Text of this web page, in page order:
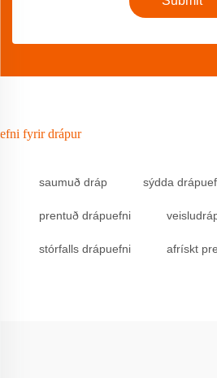
efni fyrir drápur
saumuð dráp sýdda
prentuð drápuefni
stórfalls drápuefni afrískt